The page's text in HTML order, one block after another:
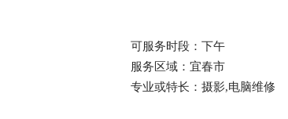
可服务时段：下午
服务区域：宜春市
专业或特长：摄影,电脑维修